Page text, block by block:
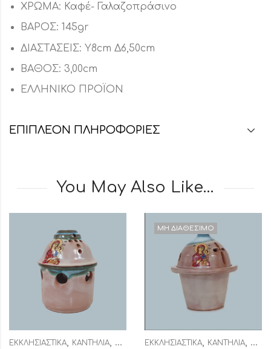
ΧΡΩΜΑ: Καφέ- Γαλαζοπράσινο
ΒΑΡΟΣ: 145gr
ΔΙΑΣΤΑΣΕΙΣ: Υ8cm Δ6,50cm
ΒΑΘΟΣ: 3,00cm
ΕΛΛΗΝΙΚΟ ΠΡΟΪΟΝ
ΕΠΙΠΛΈΟΝ ΠΛΗΡΟΦΟΡΊΕΣ
You May Also Like…
ΕΚΚΛΗΣΙΑΣΤΙΚΆ, ΚΑΝΤΉΛΙΑ, ΚΑΝΤΉΛΙΑ ΚΕΡΑΜΙΚΆ
ΜΗ ΔΙΑΘΈΣΙΜΟ
ΕΚΚΛΗΣΙΑΣΤΙΚΆ, ΚΑΝΤΉΛΙΑ,